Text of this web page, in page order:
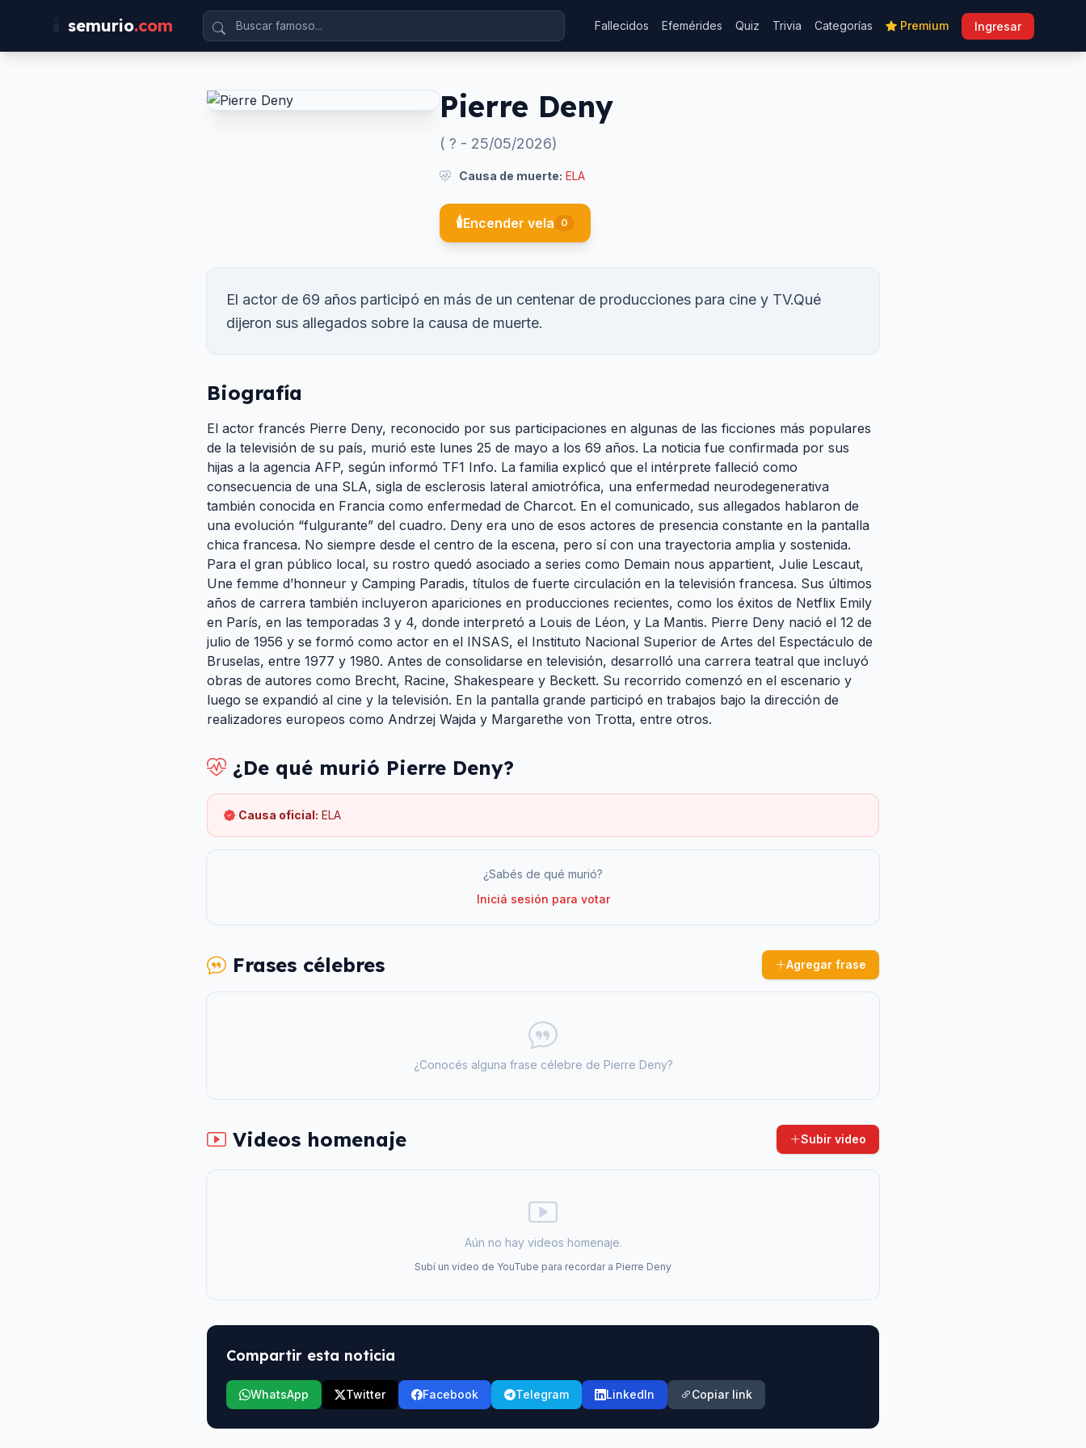
semurio.com Fallecidos Efemérides Quiz Trivia Categorías Premium Ingresar
Pierre Deny
( ? - 25/05/2026)
Causa de muerte: ELA
🕯️Encender vela 0
El actor de 69 años participó en más de un centenar de producciones para cine y TV.Qué
dijeron sus allegados sobre la causa de muerte.
Biografía
El actor francés Pierre Deny, reconocido por sus participaciones en algunas de las ficciones más populares
de la televisión de su país, murió este lunes 25 de mayo a los 69 años. La noticia fue confirmada por sus
hijas a la agencia AFP, según informó TF1 Info. La familia explicó que el intérprete falleció como
consecuencia de una SLA, sigla de esclerosis lateral amiotrófica, una enfermedad neurodegenerativa
también conocida en Francia como enfermedad de Charcot. En el comunicado, sus allegados hablaron de
una evolución “fulgurante” del cuadro. Deny era uno de esos actores de presencia constante en la pantalla
chica francesa. No siempre desde el centro de la escena, pero sí con una trayectoria amplia y sostenida.
Para el gran público local, su rostro quedó asociado a series como Demain nous appartient, Julie Lescaut,
Une femme d’honneur y Camping Paradis, títulos de fuerte circulación en la televisión francesa. Sus últimos
años de carrera también incluyeron apariciones en producciones recientes, como los éxitos de Netflix Emily
en París, en las temporadas 3 y 4, donde interpretó a Louis de Léon, y La Mantis. Pierre Deny nació el 12 de
julio de 1956 y se formó como actor en el INSAS, el Instituto Nacional Superior de Artes del Espectáculo de
Bruselas, entre 1977 y 1980. Antes de consolidarse en televisión, desarrolló una carrera teatral que incluyó
obras de autores como Brecht, Racine, Shakespeare y Beckett. Su recorrido comenzó en el escenario y
luego se expandió al cine y la televisión. En la pantalla grande participó en trabajos bajo la dirección de
realizadores europeos como Andrzej Wajda y Margarethe von Trotta, entre otros.
¿De qué murió Pierre Deny?
Causa oficial: ELA
¿Sabés de qué murió?
Iniciá sesión para votar
Frases célebres Agregar frase
¿Conocés alguna frase célebre de Pierre Deny?
Videos homenaje Subir video
Aún no hay videos homenaje.
Subí un video de YouTube para recordar a Pierre Deny
Compartir esta noticia
WhatsApp Twitter Facebook Telegram LinkedIn Copiar link